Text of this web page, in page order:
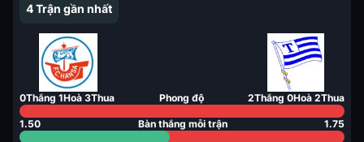
4Trận gần nhất
0Thắng 1Hoà 3Thua Phong độ 2Thắng 0Hoà 2Thua
1.50 Bàn thắng mỗi trận 1.75